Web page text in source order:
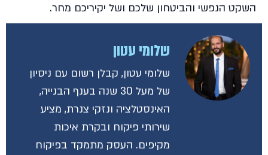
השקט הנפשי והביטחון שלכם ושל יקיריכם מחר.
שלומי עטון
שלומי עטון, קבלן רשום עם ניסיון
של מעל 30 שנה בענף הבנייה,
האינסטלציה ונזקי צנרת, מציע
שירותי פיקוח ובקרת איכות
מקיפים. העסק מתמקד בפיקוח